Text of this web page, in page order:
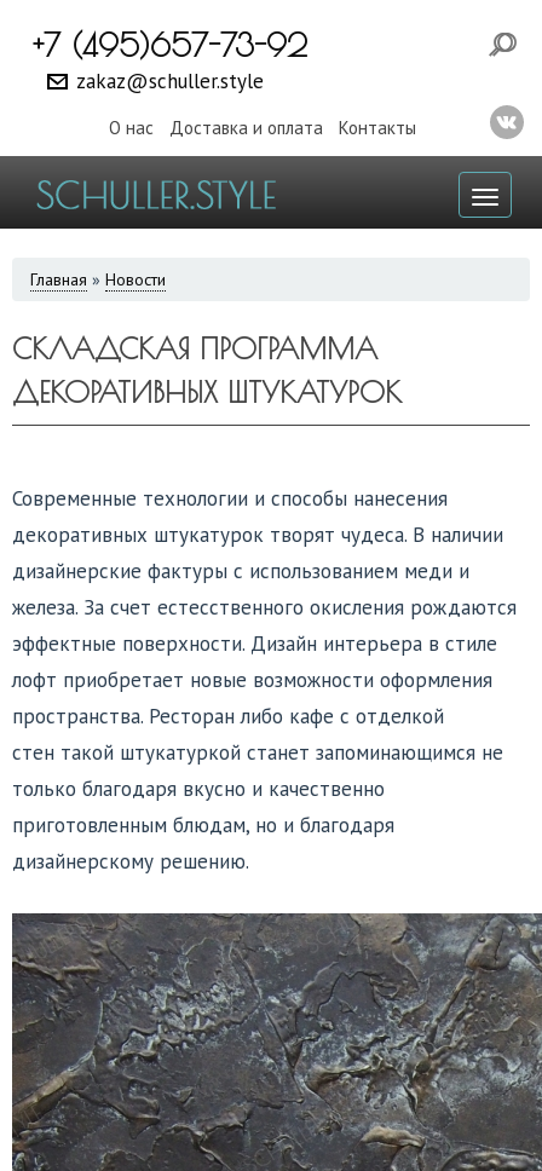
+7 (495)657-73-92
zakaz@schuller.style
О нас Доставка и оплата Контакты
ВЫ
Главная » Новости
СКЛАДСКАЯ ПРОГРАММА
ДЕКОРАТИВНЫХ ШТУКАТУРОК
Современные технологии и способы нанесения
декоративных штукатурок творят чудеса. В наличии
дизайнерские фактуры с использованием меди и
железа. За счет естесственного окисления рождаются
эффектные поверхности. Дизайн интерьера в стиле
лофт приобретает новые возможности оформления
пространства. Ресторан либо кафе с отделкой
стен такой штукатуркой станет запоминающимся не
только благодаря вкусно и качественно
приготовленным блюдам, но и благодаря
дизайнерскому решению.